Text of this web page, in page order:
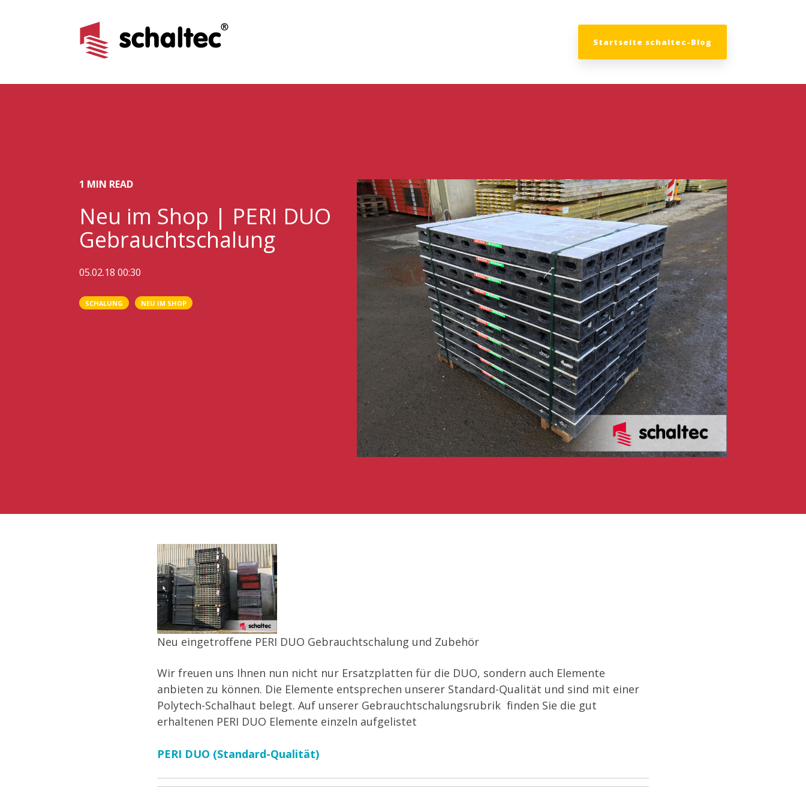
Startseite schaltec-Blog
1 MIN READ
Neu im Shop | PERI DUO
Gebrauchtschalung
05.02.18 00:30
SCHALUNG NEU IM SHOP
Neu eingetroffene PERI DUO Gebrauchtschalung und Zubehör
Wir freuen uns Ihnen nun nicht nur Ersatzplatten für die DUO, sondern auch Elemente
anbieten zu können. Die Elemente entsprechen unserer Standard-Qualität und sind mit einer
Polytech-Schalhaut belegt. Auf unserer Gebrauchtschalungsrubrik finden Sie die gut
erhaltenen PERI DUO Elemente einzeln aufgelistet
PERI DUO (Standard-Qualität)